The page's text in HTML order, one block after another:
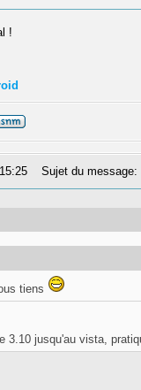
!
Sujet du message:
tiens
3.10 jusqu'au vista,